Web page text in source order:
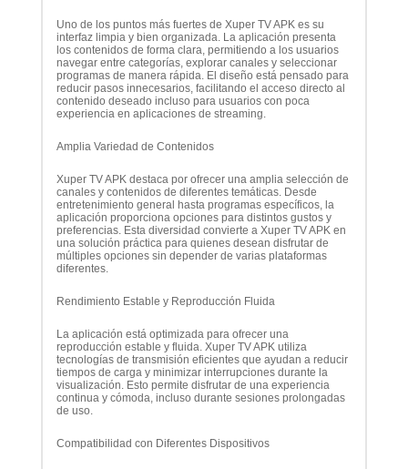
Uno de los puntos más fuertes de Xuper TV APK es su
interfaz limpia y bien organizada. La aplicación presenta
los contenidos de forma clara, permitiendo a los usuarios
navegar entre categorías, explorar canales y seleccionar
programas de manera rápida. El diseño está pensado para
reducir pasos innecesarios, facilitando el acceso directo al
contenido deseado incluso para usuarios con poca
experiencia en aplicaciones de streaming.
Amplia Variedad de Contenidos
Xuper TV APK destaca por ofrecer una amplia selección de
canales y contenidos de diferentes temáticas. Desde
entretenimiento general hasta programas específicos, la
aplicación proporciona opciones para distintos gustos y
preferencias. Esta diversidad convierte a Xuper TV APK en
una solución práctica para quienes desean disfrutar de
múltiples opciones sin depender de varias plataformas
diferentes.
Rendimiento Estable y Reproducción Fluida
La aplicación está optimizada para ofrecer una
reproducción estable y fluida. Xuper TV APK utiliza
tecnologías de transmisión eficientes que ayudan a reducir
tiempos de carga y minimizar interrupciones durante la
visualización. Esto permite disfrutar de una experiencia
continua y cómoda, incluso durante sesiones prolongadas
de uso.
Compatibilidad con Diferentes Dispositivos